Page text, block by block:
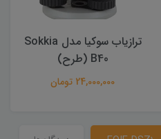
ترازیاب سوکیا مدل Sokkia
B40 (طرح)
24,000,000 تومان